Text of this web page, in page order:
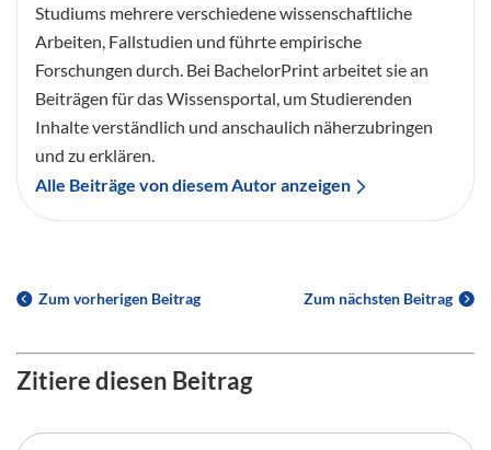
Studiums mehrere verschiedene wissenschaftliche
Arbeiten, Fallstudien und führte empirische
Forschungen durch. Bei BachelorPrint arbeitet sie an
Beiträgen für das Wissensportal, um Studierenden
Inhalte verständlich und anschaulich näherzubringen
und zu erklären.
Alle Beiträge von diesem Autor anzeigen
Zum vorherigen Beitrag Zum nächsten Beitrag
Zitiere diesen Beitrag